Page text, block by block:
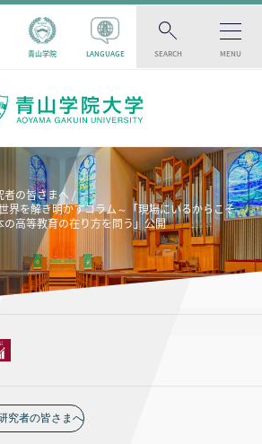
青山学院 LANGUAGE SEARCH MENU
者の皆さまへ
世界を解き明かすコラム～「現場にいるからこそ
の高等教育の在り方を問う」公開
究者の皆さまへ